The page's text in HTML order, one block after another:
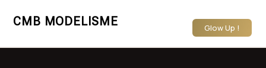
CMB MODELISME Glow Up !